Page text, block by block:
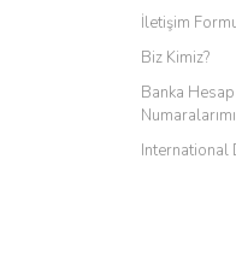
İletişim
Biz Kimiz?
Banka Hesap
International